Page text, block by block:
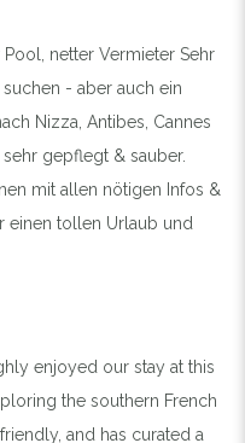
netter Vermieter Sehr
- aber auch ein
Nizza, Antibes, Cannes
gepflegt & sauber.
mit allen nötigen Infos &
einen tollen Urlaub und
enjoyed our stay at this
the southern French
and has curated a